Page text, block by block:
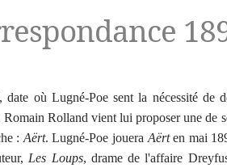
date où Lugné-Poe sent la nécessité de
Rolland vient lui proposer une de
: Aërt. Lugné-Poe jouera Aërten mai
Les Loups, drame de l'affaire